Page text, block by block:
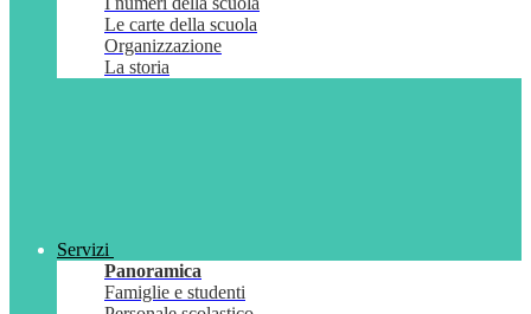
Le carte della scuola
Organizzazione
La storia
Servizi
Panoramica
Famiglie e studenti